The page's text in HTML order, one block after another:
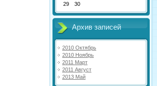
29
30
Архив записей
2010 Октябрь
2010 Ноябрь
2011 Март
2011 Август
2013 Май